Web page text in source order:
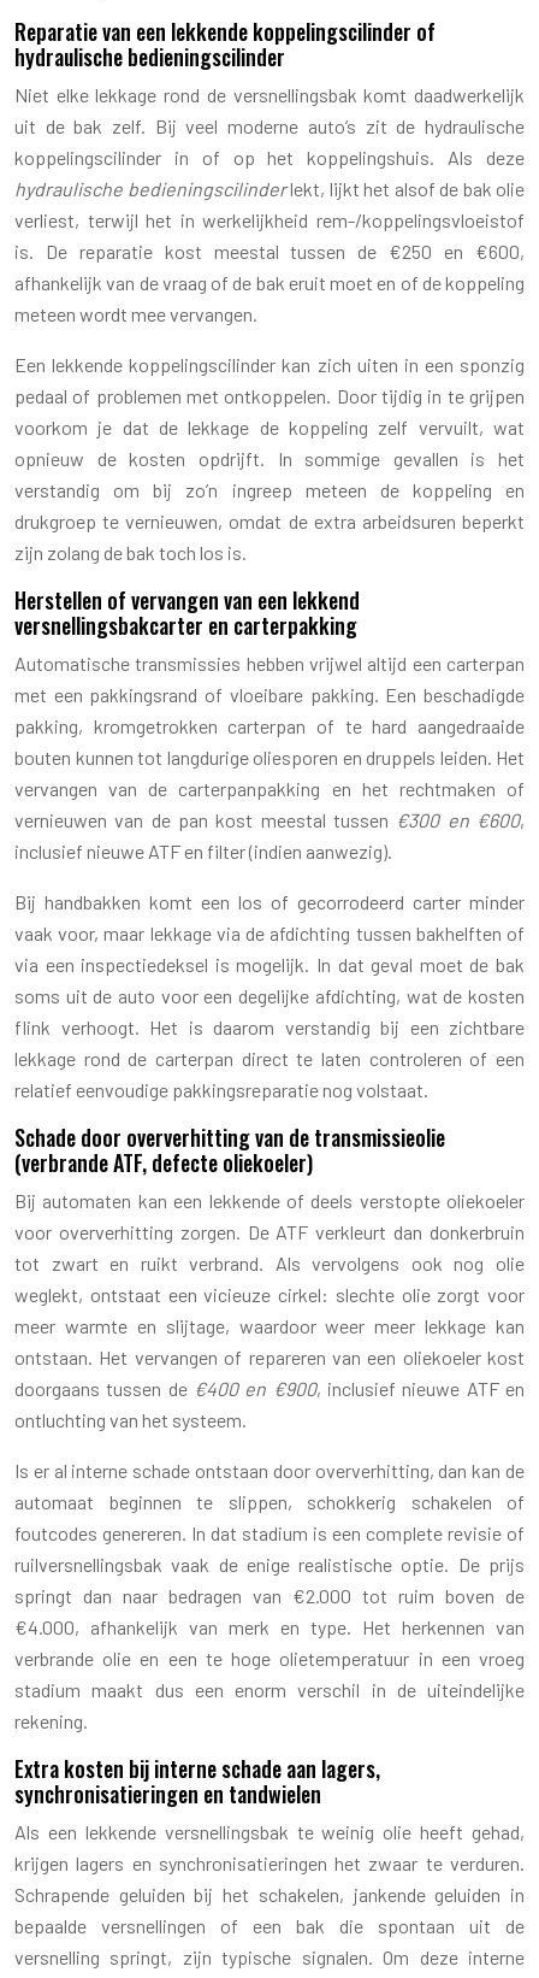
Reparatie van een lekkende koppelingscilinder of
hydraulische bedieningscilinder
Niet elke lekkage rond de versnellingsbak komt daadwerkelijk
uit de bak zelf. Bij veel moderne auto’s zit de hydraulische
koppelingscilinder in of op het koppelingshuis. Als deze
hydraulische bedieningscilinderlekt, lijkt het alsof de bak olie
verliest, terwijl het in werkelijkheid rem-/koppelingsvloeistof
is. De reparatie kost meestal tussen de €250 en €600,
afhankelijk van de vraag of de bak eruit moet en of de koppeling
meteen wordt mee vervangen.
Een lekkende koppelingscilinder kan zich uiten in een sponzig
pedaal of problemen met ontkoppelen. Door tijdig in te grijpen
voorkom je dat de lekkage de koppeling zelf vervuilt, wat
opnieuw de kosten opdrijft. In sommige gevallen is het
verstandig om bij zo’n ingreep meteen de koppeling en
drukgroep te vernieuwen, omdat de extra arbeidsuren beperkt
zijn zolang de bak toch los is.
Herstellen of vervangen van een lekkend
versnellingsbakcarter en carterpakking
Automatische transmissies hebben vrijwel altijd een carterpan
met een pakkingsrand of vloeibare pakking. Een beschadigde
pakking, kromgetrokken carterpan of te hard aangedraaide
bouten kunnen tot langdurige oliesporen en druppels leiden. Het
vervangen van de carterpanpakking en het rechtmaken of
vernieuwen van de pan kost meestal tussen €300 en €600,
inclusief nieuwe ATF en filter (indien aanwezig).
Bij handbakken komt een los of gecorrodeerd carter minder
vaak voor, maar lekkage via de afdichting tussen bakhelften of
via een inspectiedeksel is mogelijk. In dat geval moet de bak
soms uit de auto voor een degelijke afdichting, wat de kosten
flink verhoogt. Het is daarom verstandig bij een zichtbare
lekkage rond de carterpan direct te laten controleren of een
relatief eenvoudige pakkingsreparatie nog volstaat.
Schade door oververhitting van de transmissieolie
(verbrande ATF, defecte oliekoeler)
Bij automaten kan een lekkende of deels verstopte oliekoeler
voor oververhitting zorgen. De ATF verkleurt dan donkerbruin
tot zwart en ruikt verbrand. Als vervolgens ook nog olie
weglekt, ontstaat een vicieuze cirkel: slechte olie zorgt voor
meer warmte en slijtage, waardoor weer meer lekkage kan
ontstaan. Het vervangen of repareren van een oliekoeler kost
doorgaans tussen de €400 en €900, inclusief nieuwe ATF en
ontluchting van het systeem.
Is er al interne schade ontstaan door oververhitting, dan kan de
automaat beginnen te slippen, schokkerig schakelen of
foutcodes genereren. In dat stadium is een complete revisie of
ruilversnellingsbak vaak de enige realistische optie. De prijs
springt dan naar bedragen van €2.000 tot ruim boven de
€4.000, afhankelijk van merk en type. Het herkennen van
verbrande olie en een te hoge olietemperatuur in een vroeg
stadium maakt dus een enorm verschil in de uiteindelijke
rekening.
Extra kosten bij interne schade aan lagers,
synchronisatieringen en tandwielen
Als een lekkende versnellingsbak te weinig olie heeft gehad,
krijgen lagers en synchronisatieringen het zwaar te verduren.
Schrapende geluiden bij het schakelen, jankende geluiden in
bepaalde versnellingen of een bak die spontaan uit de
versnelling springt, zijn typische signalen. Om deze interne